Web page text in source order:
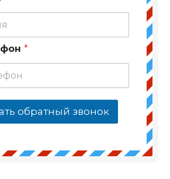
*
обратный звонок